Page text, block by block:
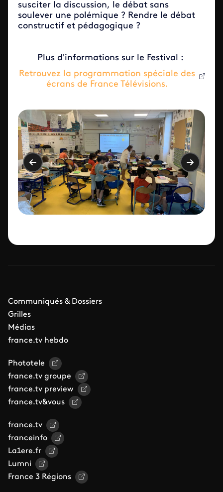
susciter la discussion, le débat sans
soulever une polémique ? Rendre le débat
constructif et pédagogique ?
Plus d'informations sur le Festival :
Retrouvez la programmation spéciale des
écrans de France Télévisions.
Communiqués & Dossiers
Grilles
Médias
france.tv hebdo
Phototele
france.tv groupe
france.tv preview
france.tv&vous
france.tv
franceinfo
La1ere.fr
Lumni
France 3 Régions